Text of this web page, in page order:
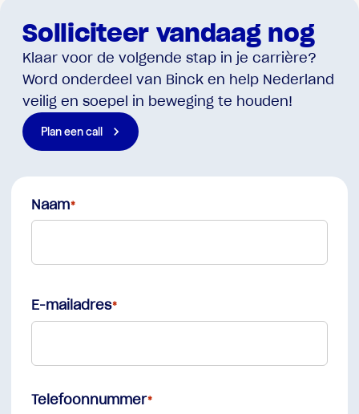
Solliciteer vandaag nog
Klaar voor de volgende stap in je carrière?
Word onderdeel van Binck en help Nederland
veilig en soepel in beweging te houden!
Plan een call
Naam
E-mailadres
Telefoonnummer